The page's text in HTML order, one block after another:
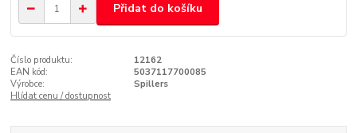
Přidat do košíku
Číslo produktu:
12162
EAN kód:
5037117700085
Výrobce:
Spillers
Hlídat cenu / dostupnost